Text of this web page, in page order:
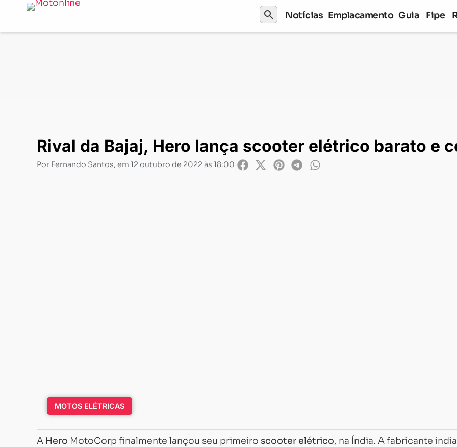
search Notícias Emplacamento Guia Fipe
Rival da Bajaj, Hero lança scooter elétrico barato e completo
Rival da Bajaj, Hero lança scooter elétrico barato e
Por Fernando Santos, em 12 outubro de 2022 às 18:00
MOTOS ELÉTRICAS
A Hero MotoCorp finalmente lançou seu primeiro scooter elétrico, na Índia. A fabricante